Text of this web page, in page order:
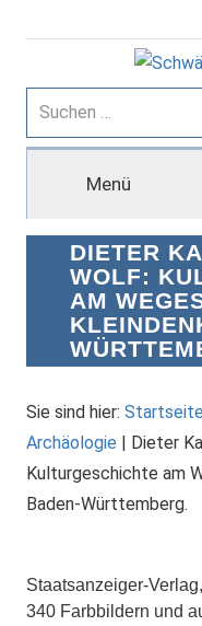
Inhalt
Suchen
nach:
Menü
DIETER
WOLF:
AM
Sie sind hier: Startseite
Archäologie | Dieter
Kulturgeschichte am
Baden-Württemberg.
Staatsanzeiger-
340 Farbbildern und